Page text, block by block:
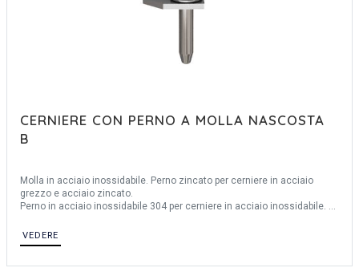
CERNIERE CON PERNO A MOLLA NASCOSTA
B
Molla in acciaio inossidabile. Perno zincato per cerniere in acciaio
grezzo e acciaio zincato.
Perno in acciaio inossidabile 304 per cerniere in acciaio inossidabile.
VEDERE